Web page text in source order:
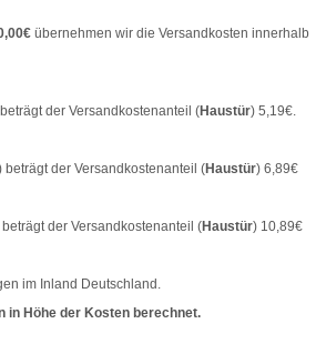
übernehmen wir die Versandkosten innerhalb
der Versandkostenanteil (Haustür) 5,19€.
beträgt der Versandkostenanteil (Haustür) 6,89€
der Versandkostenanteil (Haustür) 10,89€
im Inland Deutschland.
in Höhe der Kosten berechnet.